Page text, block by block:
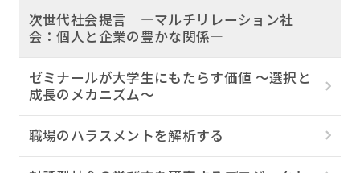
次世代社会提言 ―マルチリレーション社
会：個人と企業の豊かな関係―
ゼミナールが大学生にもたらす価値 ～選択と
成長のメカニズム～
職場のハラスメントを解析する